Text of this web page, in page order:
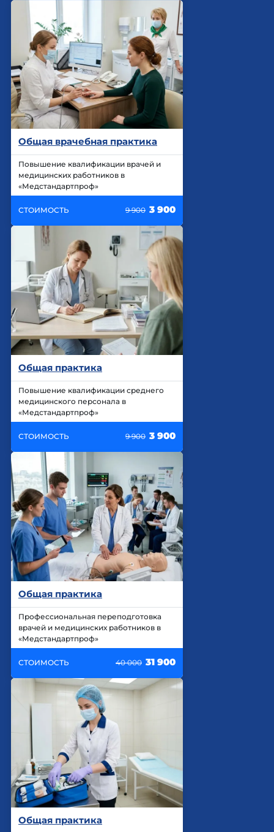
Общая врачебная практика
Повышение квалификации врачей и
медицинских работников в
«Медстандартпроф»
СТОИМОСТЬ 9 900 3 900
Общая практика
Повышение квалификации среднего
медицинского персонала в
«Медстандартпроф»
СТОИМОСТЬ 9 900 3 900
Общая практика
Профессиональная переподготовка
врачей и медицинских работников в
«Медстандартпроф»
СТОИМОСТЬ 40 000 31 900
Общая практика